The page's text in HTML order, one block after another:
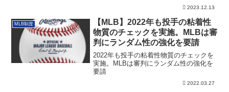
2023.12.13
MLB制度
【MLB】2022年も投手の粘着性
物質のチェックを実施。MLBは審
判にランダム性の強化を要請
2022年も投手の粘着性物質のチェックを
実施。MLBは審判にランダム性の強化を
要請
2022.03.27